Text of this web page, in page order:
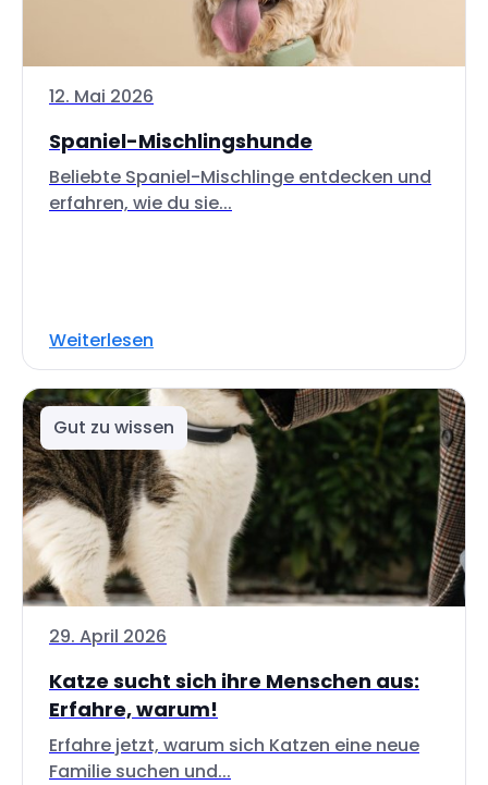
12. Mai 2026
Spaniel-Mischlingshunde
Beliebte Spaniel-Mischlinge entdecken und
erfahren, wie du sie...
Weiterlesen
Gut zu wissen
29. April 2026
Katze sucht sich ihre Menschen aus:
Erfahre, warum!
Erfahre jetzt, warum sich Katzen eine neue
Familie suchen und...